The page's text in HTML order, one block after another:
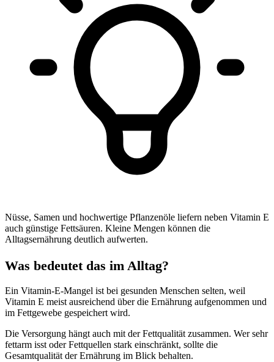
Nüsse, Samen und hochwertige Pflanzenöle liefern neben Vitamin E
auch günstige Fettsäuren. Kleine Mengen können die
Alltagsernährung deutlich aufwerten.
Was bedeutet das im Alltag?
Ein Vitamin-E-Mangel ist bei gesunden Menschen selten, weil
Vitamin E meist ausreichend über die Ernährung aufgenommen und
im Fettgewebe gespeichert wird.
Die Versorgung hängt auch mit der Fettqualität zusammen. Wer sehr
fettarm isst oder Fettquellen stark einschränkt, sollte die
Gesamtqualität der Ernährung im Blick behalten.